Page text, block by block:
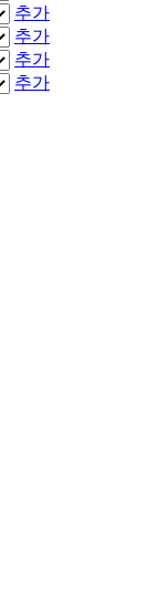
추가
추가
추가
추가